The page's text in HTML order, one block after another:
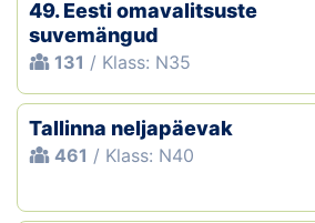
49. Eesti omavalitsuste
suvemängud
131 / Klass: N35
Tallinna neljapäevak
461 / Klass: N40